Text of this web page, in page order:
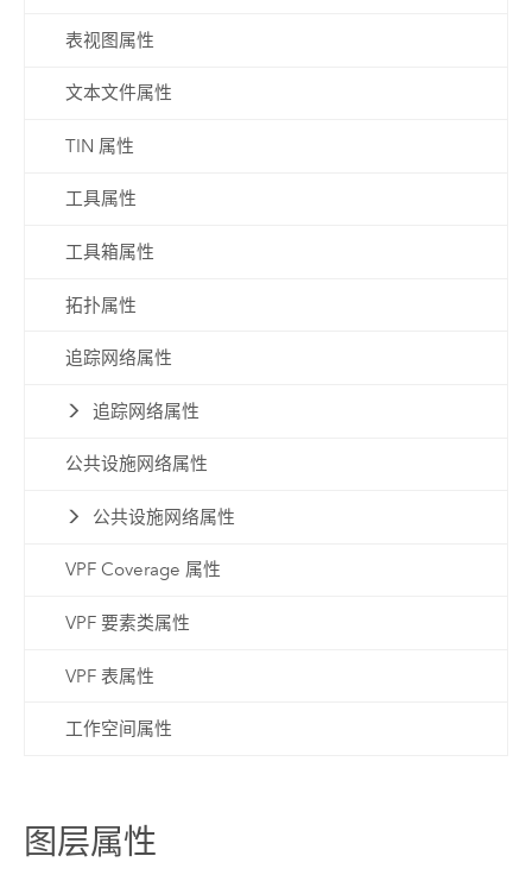
表视图属性
文本文件属性
TIN 属性
工具属性
工具箱属性
拓扑属性
追踪网络属性
追踪网络属性
公共设施网络属性
公共设施网络属性
VPF Coverage 属性
VPF 要素类属性
VPF 表属性
工作空间属性
图层属性